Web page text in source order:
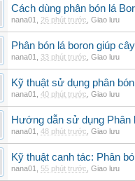
Cách dùng phân bón lá
nana01 26 phút trước Giao lưu
Phân bón lá boron giúp
nana01 33 phút trước Giao lưu
Kỹ thuật sử dụng phân
nana01 40 phút trước Giao lưu
Hướng dẫn sử dụng Phân
nana01 48 phút trước Giao lưu
Kỹ thuật canh tác: Phân
nana01 55 phút trước Giao lưu